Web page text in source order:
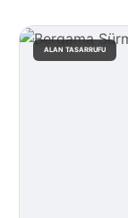
ALAN TASARRUFU